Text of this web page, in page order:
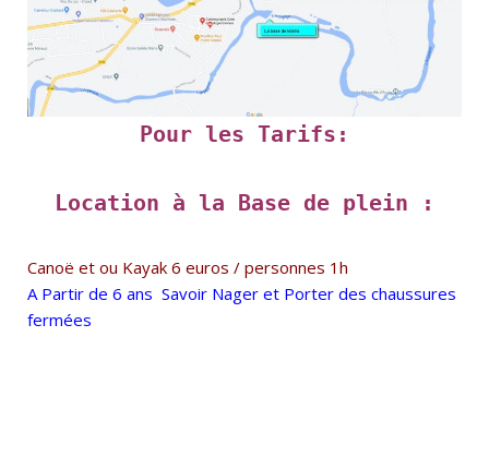
Pour les Tarifs:
Location à la Base de plein :
Canoë et ou Kayak 6 euros / personnes 1h
A Partir de 6 ans Savoir Nager et Porter des chaussures
fermées